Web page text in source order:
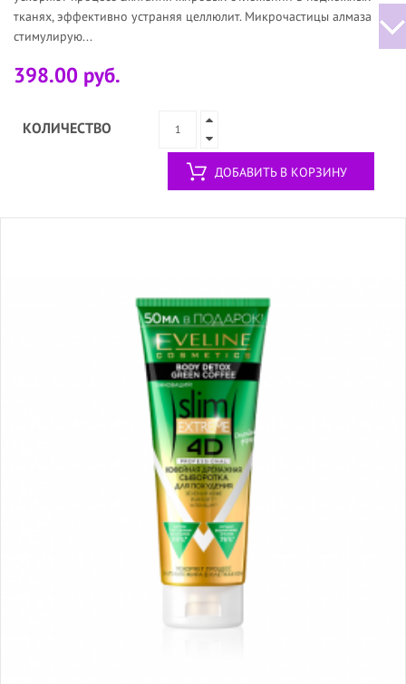
тканях, эффективно устраняя целлюлит. Mикрочастицы алмаза
стимулирую...
398.00 руб.
КОЛИЧЕСТВО
ДОБАВИТЬ В КОРЗИНУ